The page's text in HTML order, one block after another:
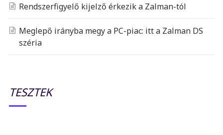
Rendszerfigyelő kijelző érkezik a Zalman-tól
Meglepő irányba megy a PC-piac: itt a Zalman DS
széria
TESZTEK